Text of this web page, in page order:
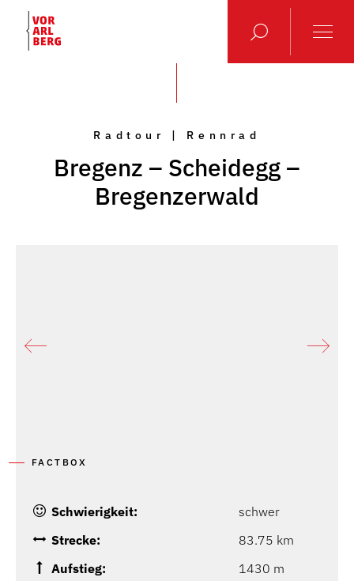
Radtour | Rennrad
Bregenz – Scheidegg –
Bregenzerwald
FACTBOX
Schwierigkeit:
schwer
Strecke:
83.75 km
Aufstieg:
1430 m